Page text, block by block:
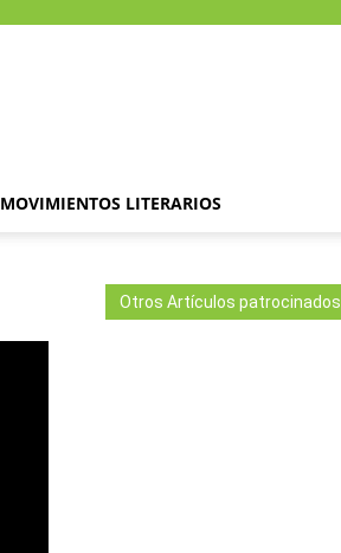
MOVIMIENTOS LITERARIOS
Otros Artículos patrocinados